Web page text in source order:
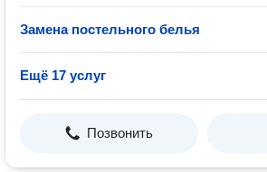
Замена постельного белья
Ещё 17 услуг
Позвонить